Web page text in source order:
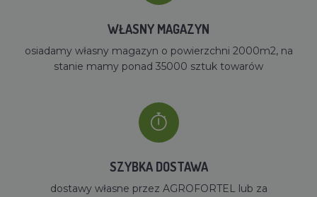
WŁASNY MAGAZYN
osiadamy własny magazyn o powierzchni 2000m2, na
stanie mamy ponad 35000 sztuk towarów
SZYBKA DOSTAWA
dostawy własne przez AGROFORTEL lub za